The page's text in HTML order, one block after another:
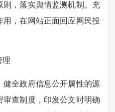
则，落实舆情监测机制。充
，在网站正面回应网民投
理
健全政府信息公开属性的源
查制度，印发公文时明确